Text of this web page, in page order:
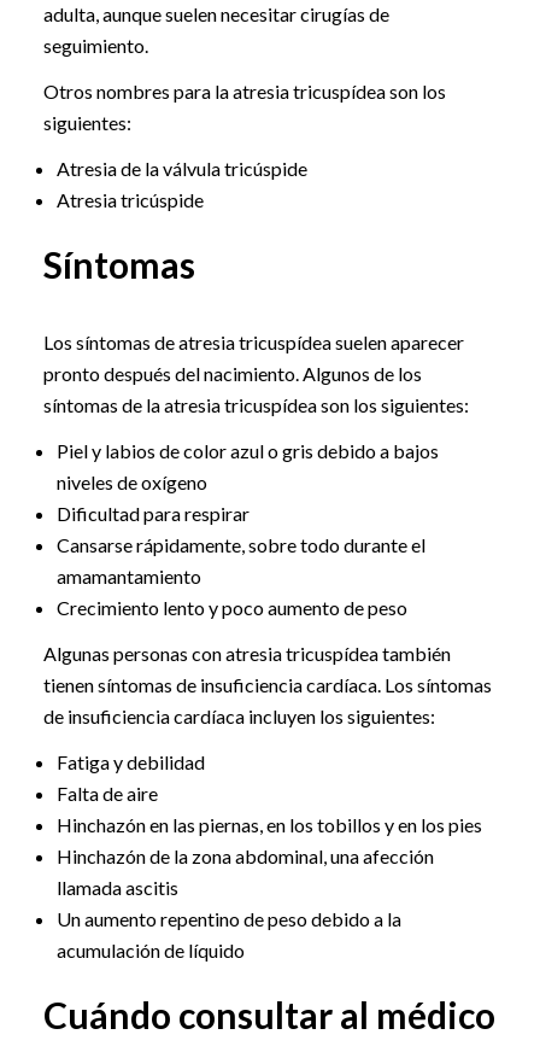
adulta, aunque suelen necesitar cirugías de
seguimiento.
Otros nombres para la atresia tricuspídea son los
siguientes:
Atresia de la válvula tricúspide
Atresia tricúspide
Síntomas
Los síntomas de atresia tricuspídea suelen aparecer
pronto después del nacimiento. Algunos de los
síntomas de la atresia tricuspídea son los siguientes:
Piel y labios de color azul o gris debido a bajos
niveles de oxígeno
Dificultad para respirar
Cansarse rápidamente, sobre todo durante el
amamantamiento
Crecimiento lento y poco aumento de peso
Algunas personas con atresia tricuspídea también
tienen síntomas de insuficiencia cardíaca. Los síntomas
de insuficiencia cardíaca incluyen los siguientes:
Fatiga y debilidad
Falta de aire
Hinchazón en las piernas, en los tobillos y en los pies
Hinchazón de la zona abdominal, una afección
llamada ascitis
Un aumento repentino de peso debido a la
acumulación de líquido
Cuándo consultar al médico